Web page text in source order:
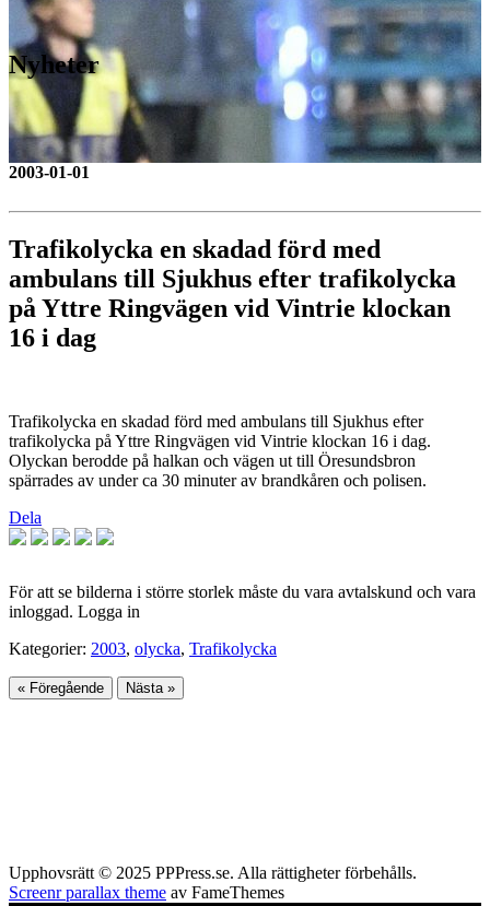
Nyheter
2003-01-01
Trafikolycka en skadad förd med
ambulans till Sjukhus efter trafikolycka
på Yttre Ringvägen vid Vintrie klockan
16 i dag
Trafikolycka en skadad förd med ambulans till Sjukhus efter
trafikolycka på Yttre Ringvägen vid Vintrie klockan 16 i dag.
Olyckan berodde på halkan och vägen ut till Öresundsbron
spärrades av under ca 30 minuter av brandkåren och polisen.
Dela
För att se bilderna i större storlek måste du vara avtalskund och vara
inloggad. Logga in
Kategorier: 2003, olycka, Trafikolycka
« Föregående Nästa »
Upphovsrätt © 2025 PPPress.se. Alla rättigheter förbehålls.
Screenr parallax theme av FameThemes